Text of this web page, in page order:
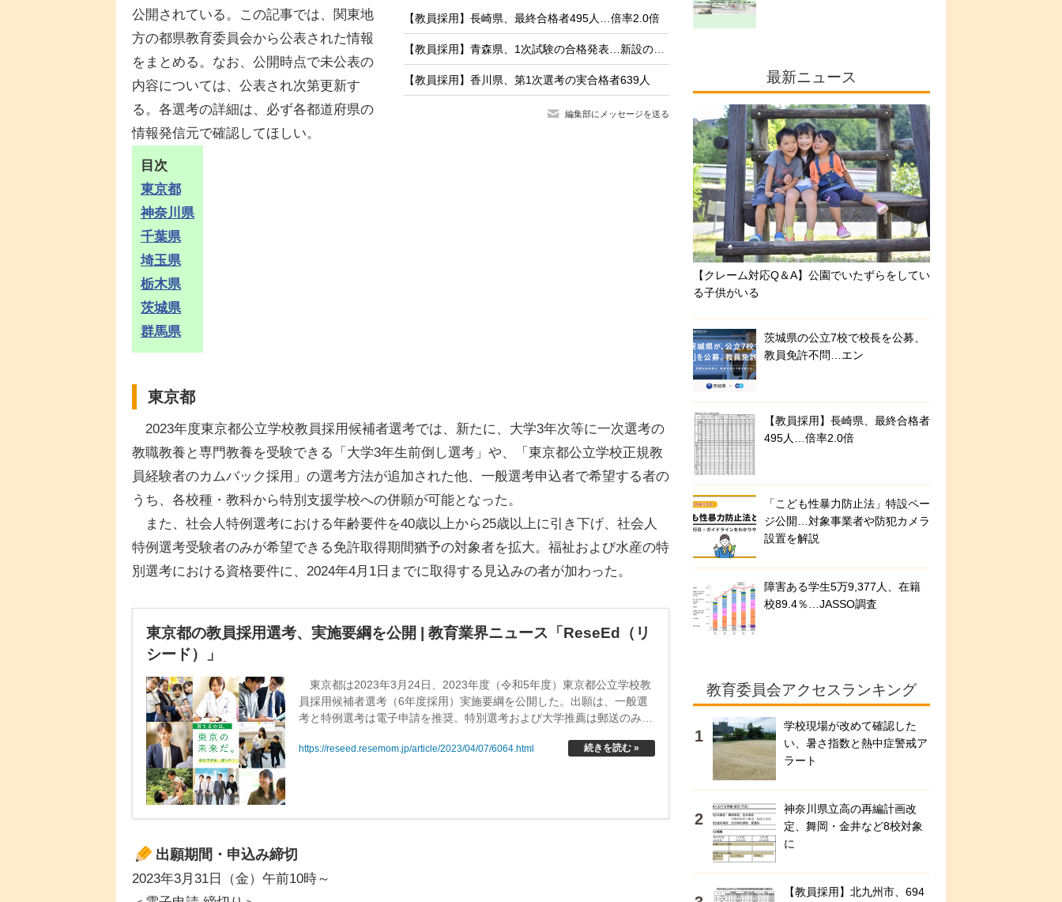
【教員採用】長崎県、最終合格者495人…倍率2.0倍
【教員採用】青森県、1次試験の合格発表…新設の大3生選考115人が通過
【教員採用】香川県、第1次選考の実合格者639人
編集部にメッセージを送る
公開されている。この記事では、関東地
方の都県教育委員会から公表された情報
をまとめる。なお、公開時点で未公表の
内容については、公表され次第更新す
る。各選考の詳細は、必ず各都道府県の
情報発信元で確認してほしい。
目次
東京都
神奈川県
千葉県
埼玉県
栃木県
茨城県
群馬県
東京都
2023年度東京都公立学校教員採用候補者選考では、新たに、大学3年次等に一次選考の
教職教養と専門教養を受験できる「大学3年生前倒し選考」や、「東京都公立学校正規教
員経験者のカムバック採用」の選考方法が追加された他、一般選考申込者で希望する者の
うち、各校種・教科から特別支援学校への併願が可能となった。
また、社会人特例選考における年齢要件を40歳以上から25歳以上に引き下げ、社会人
特例選考受験者のみが希望できる免許取得期間猶予の対象者を拡大。福祉および水産の特
別選考における資格要件に、2024年4月1日までに取得する見込みの者が加わった。
東京都の教員採用選考、実施要綱を公開 | 教育業界ニュース「ReseEd（リ
シード）」
東京都は2023年3月24日、2023年度（令和5年度）東京都公立学校教
員採用候補者選考（6年度採用）実施要綱を公開した。出願は、一般選
考と特例選考は電子申請を推奨。特別選考および大学推薦は郵送のみ受
https://reseed.resemom.jp/article/2023/04/07/6064.html 続きを読む »
出願期間・申込み締切
2023年3月31日（金）午前10時～
最新ニュース
【クレーム対応Q＆A】公園でいたずらをしてい
る子供がいる
茨城県の公立7校で校長を公募、
教員免許不問…エン
【教員採用】長崎県、最終合格者
495人…倍率2.0倍
「こども性暴力防止法」特設ペー
ジ公開…対象事業者や防犯カメラ
設置を解説
障害ある学生5万9,377人、在籍
校89.4％…JASSO調査
教育委員会アクセスランキング
学校現場が改めて確認した
い、暑さ指数と熱中症警戒ア
ラート
神奈川県立高の再編計画改
定、舞岡・金井など8校対象
に
【教員採用】北九州市、694